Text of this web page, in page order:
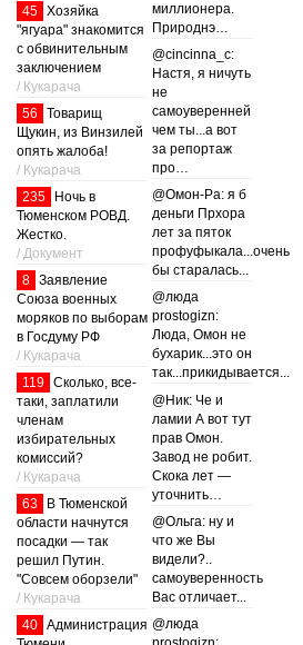
45 Хозяйка
"ягуара" знакомится
с обвинительным
заключением
/ Кукарача
56
Товарищ
Щукин, из Винзилей
опять жалоба!
/ Кукарача
235
Ночь в
Тюменском РОВД.
Жестко.
/ Документ
8 Заявление
Союза военных
моряков по выборам
в Госдуму РФ
/ Кукарача
119 Сколько, все-
таки, заплатили
членам
избирательных
комиссий?
/ Кукарача
63
В Тюменской
области начнутся
посадки — так
решил Путин.
"Совсем оборзели"
/ Кукарача
40 Администрация
миллионера.
Природнэ…
@cincinna_c:
Настя, я ничуть
не
самоуверенней
чем ты...а вот
за репортаж
про…
@Омон-Ра: я б
деньги Прхора
лет за пяток
профуфыкала...очень
бы старалась...
@люда
prostogizn:
Люда, Омон не
бухарик...это он
так...прикидывается...
@Ник: Че и
ламии А вот тут
прав Омон.
Завод не робит.
Скока лет —
уточнить…
@Ольга: ну и
что же Вы
видели?..
самоуверенность
Вас отличает...
@люда